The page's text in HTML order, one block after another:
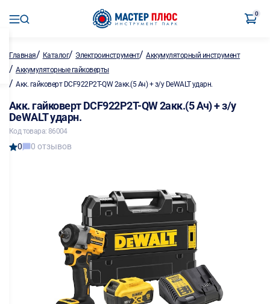
0
Главная/ Каталог/ Электроинструмент/Аккумуляторный инструмент
/ Аккумуляторные гайковерты
/ Акк. гайковерт DCF922P2T-QW 2акк.(5 Ач) + з/у DeWALT ударн.
Акк. гайковерт DCF922P2T-QW 2акк.(5 Ач) + з/у
DeWALT ударн.
Код товара: 86004
0 0 отзывов